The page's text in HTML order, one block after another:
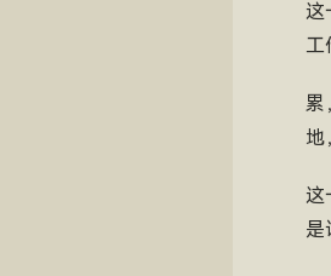
这
工
累
地
这
是